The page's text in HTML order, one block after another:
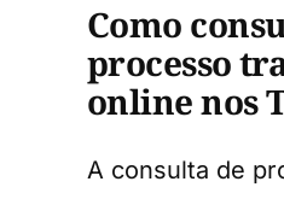
Como
processo
online nos
A consulta de